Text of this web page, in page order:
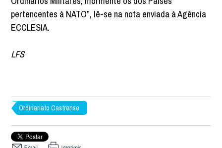
pertencentes à NATO”, lê-se na nota enviada à Agência
ECCLESIA.
LFS
Ordinariato Castrense